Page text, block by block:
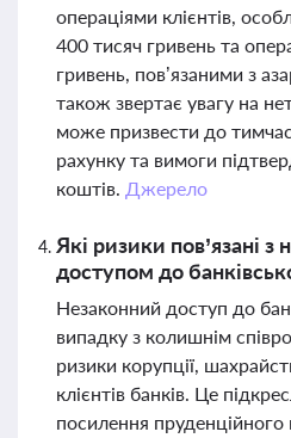
операціями клієнтів,
400 тисяч гривень та
гривень, пов’язаними з
також звертає увагу на
може призвести до
рахунку та вимоги
коштів. Джерело
Які ризики пов’язані з
доступом до
Незаконний доступ до
випадку з колишнім
ризики корупції,
клієнтів банків. Це
посилення пруденційного